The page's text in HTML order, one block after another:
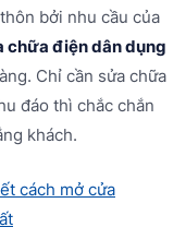
bởi nhu cầu của
chữa điện dân dụng
Chỉ cần sửa chữa
đáo thì chắc chắn
khách.
cách mở cửa